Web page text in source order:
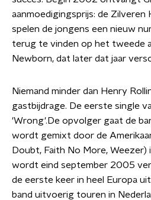
aanmoedigingsprijs: de Zilveren
spelen de jongens een nieuw
terug te vinden op het tweede
Newborn, dat later dat jaar
Niemand minder dan Henry
gastbijdrage. De eerste single
'Wrong'.De opvolger gaat de
wordt gemixt door de
Doubt, Faith No More, Weezer)
wordt eind september 2005
de eerste keer in heel Europa
band uitvoerig touren in